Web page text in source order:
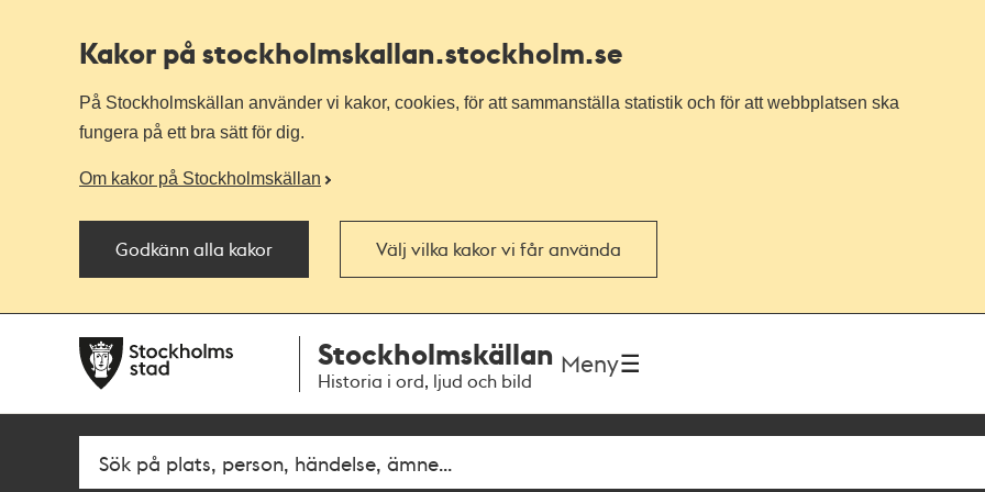
Kakor på stockholmskallan.stockholm.se
På Stockholmskällan använder vi kakor, cookies, för att sammanställa statistik och för att webbplatsen ska
fungera på ett bra sätt för dig.
Om kakor på Stockholmskällan
Godkänn alla kakor Välj vilka kakor vi får använda
navigationen
huvudinnehållet
Stockholmskällan
Historia i ord, ljud och bild
Meny
SökFritextsök